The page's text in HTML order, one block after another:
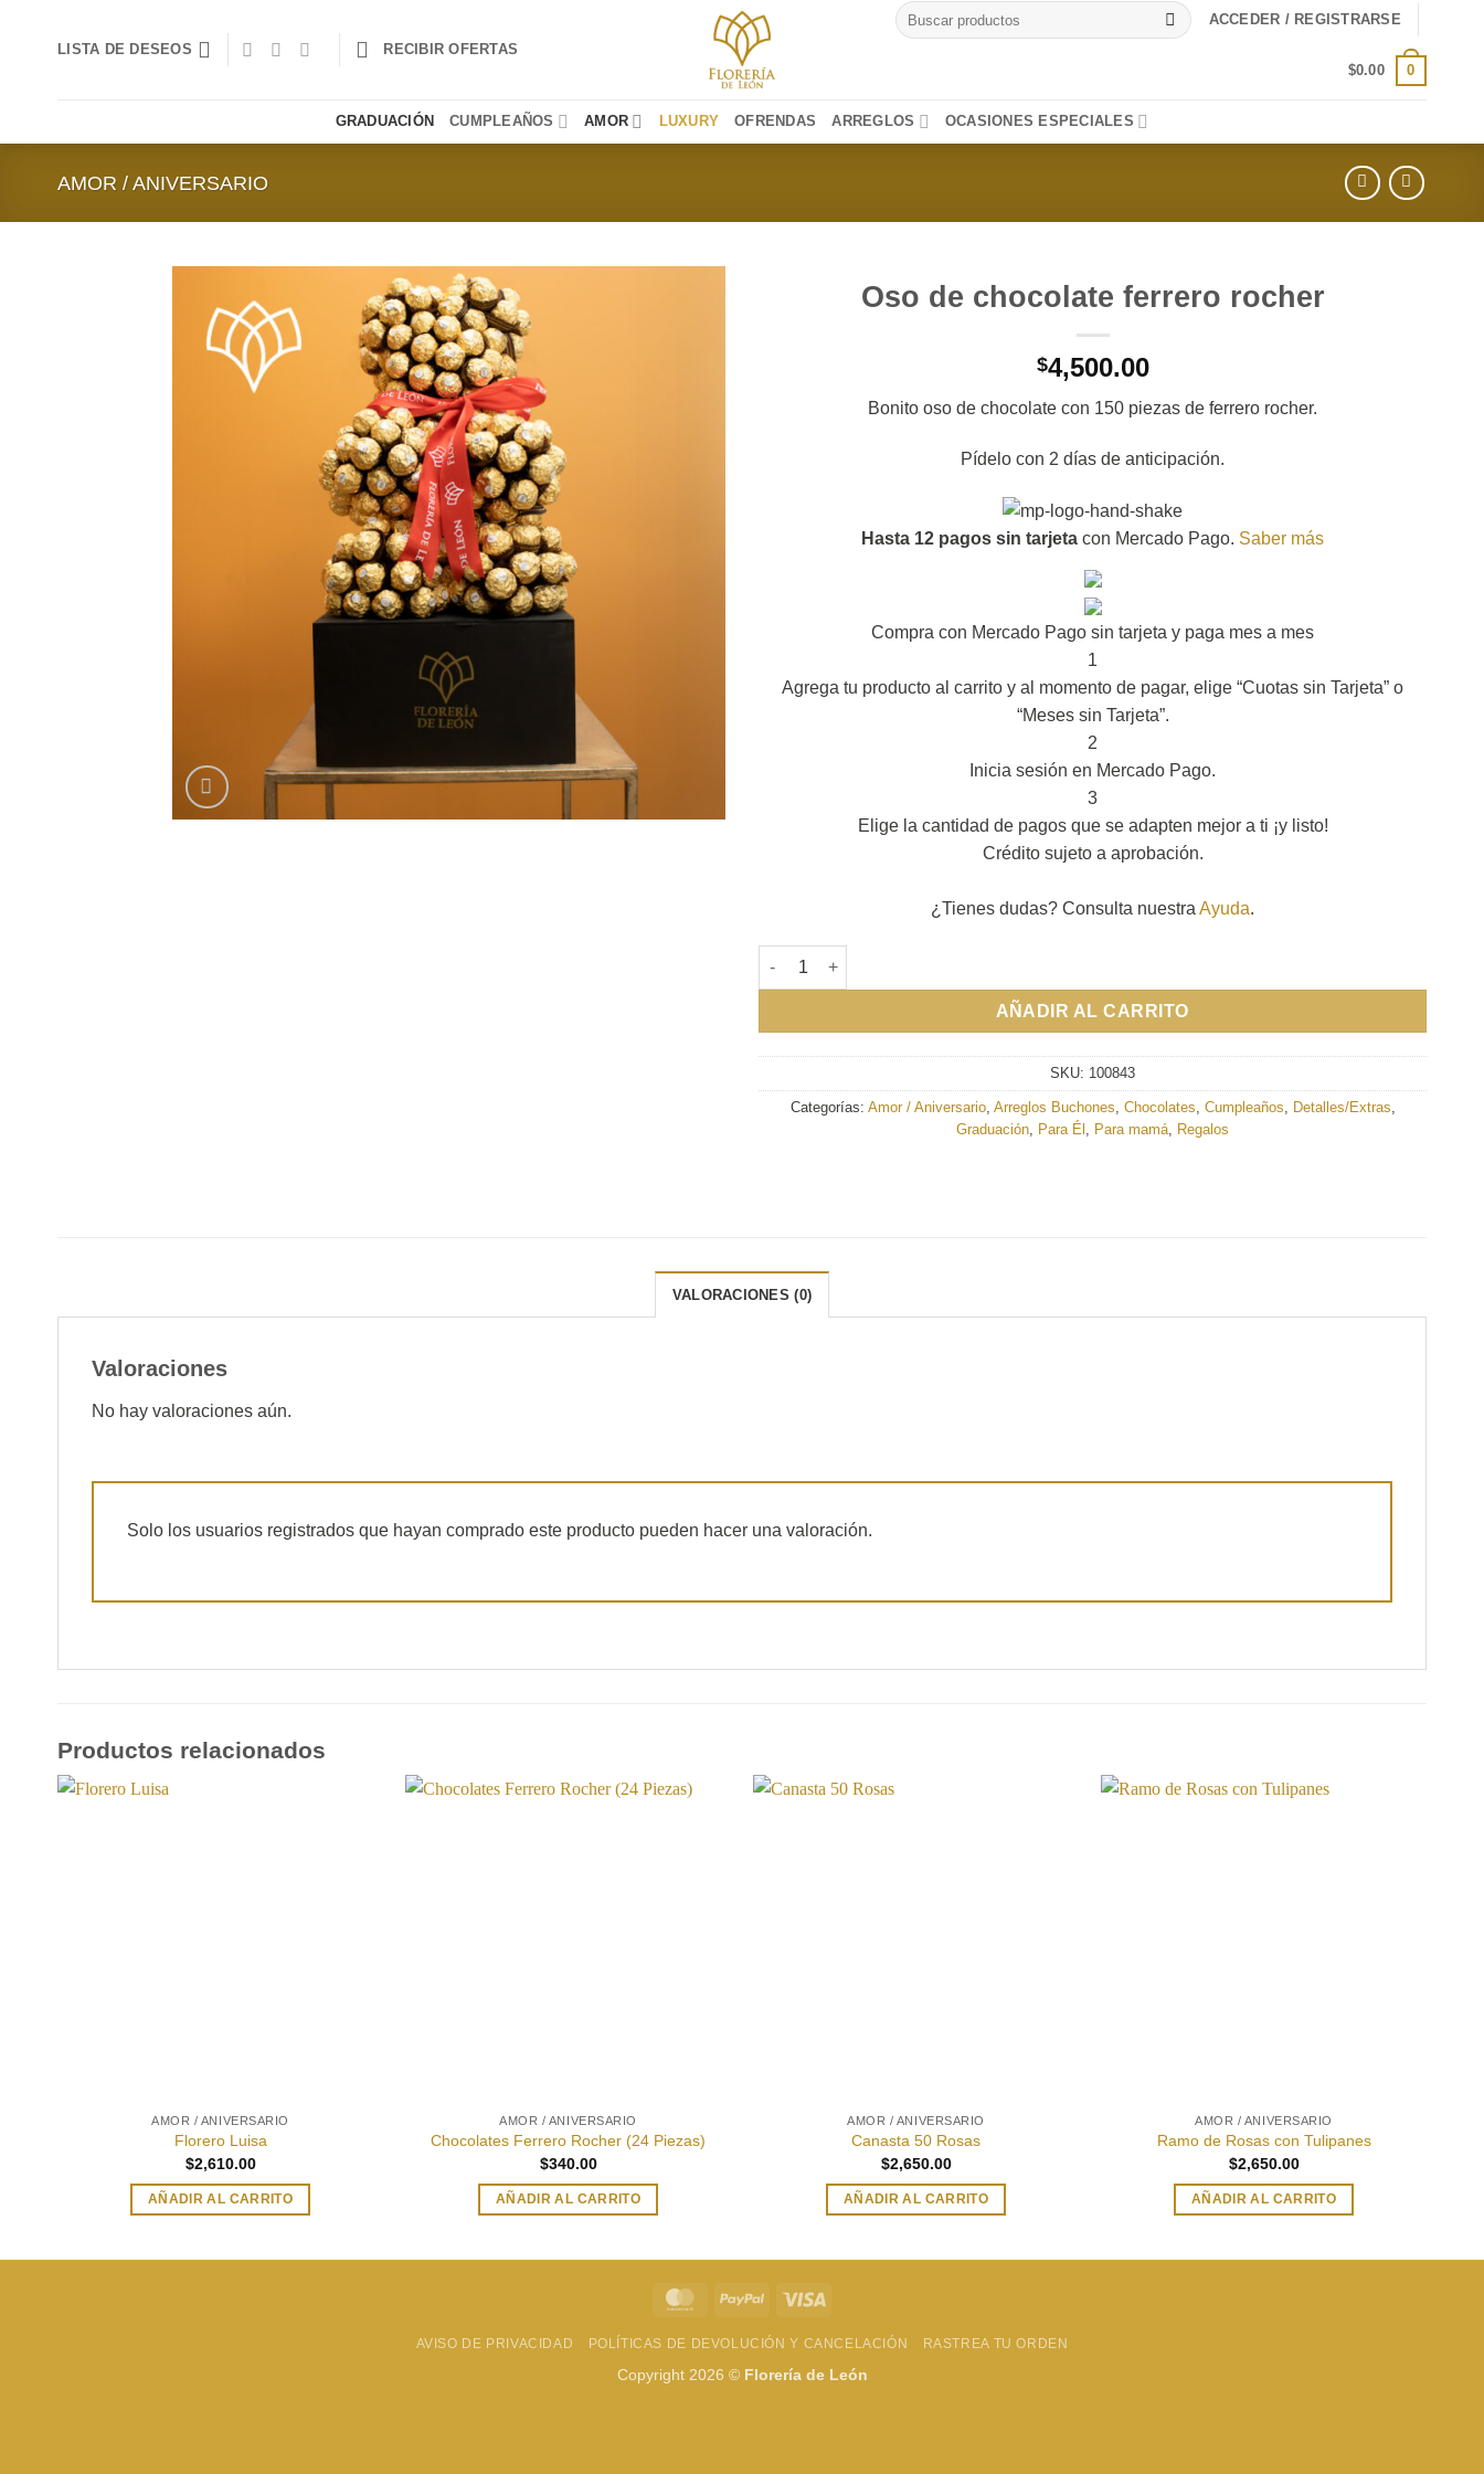
LISTA DE DESEOS RECIBIR OFERTAS
Buscar
por:
ACCEDER / REGISTRARSE
$0.00 0
GRADUACIÓN CUMPLEAÑOS AMOR LUXURY OFRENDAS ARREGLOS OCASIONES ESPECIALES
AMOR / ANIVERSARIO
Oso de chocolate ferrero rocher
$4,500.00
Bonito oso de chocolate con 150 piezas de ferrero rocher.
Pídelo con 2 días de anticipación.
Hasta 12 pagos sin tarjeta con Mercado Pago. Saber más
Compra con Mercado Pago sin tarjeta y paga mes a mes
1
Agrega tu producto al carrito y al momento de pagar, elige “Cuotas sin Tarjeta” o
“Meses sin Tarjeta”.
2
Inicia sesión en Mercado Pago.
3
Elige la cantidad de pagos que se adapten mejor a ti ¡y listo!
Crédito sujeto a aprobación.
¿Tienes dudas? Consulta nuestra Ayuda.
Oso de chocolate ferrero rocher cantidad
AÑADIR AL CARRITO
SKU: 100843
Categorías: Amor / Aniversario, Arreglos Buchones Chocolates Cumpleaños Detalles/Extras
Graduación Para Él Para mamá Regalos
VALORACIONES (0)
Valoraciones
No hay valoraciones aún.
Solo los usuarios registrados que hayan comprado este producto pueden hacer una valoración.
Productos relacionados
AMOR / ANIVERSARIO
Florero Luisa
$2,610.00
AÑADIR AL CARRITO
AMOR / ANIVERSARIO
Chocolates Ferrero Rocher (24 Piezas)
$340.00
AÑADIR AL CARRITO
AMOR / ANIVERSARIO
Canasta 50 Rosas
$2,650.00
AÑADIR AL CARRITO
AMOR / ANIVERSARIO
Ramo de Rosas con Tulipanes
$2,650.00
AÑADIR AL CARRITO
MasterCardPayPal
AVISO DE PRIVACIDAD POLÍTICAS DE DEVOLUCIÓN Y CANCELACIÓN RASTREA TU ORDEN
Copyright 2026 © Florería de León